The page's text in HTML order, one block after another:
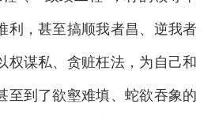
利，甚至搞顺我者昌、逆我者
权谋私、贪赃枉法，为自己和
至到了欲壑难填、蛇欲吞象的